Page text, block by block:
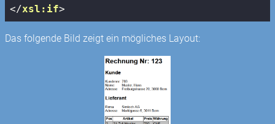
</xsl:if>
Das folgende Bild zeigt ein mögliches Layout: